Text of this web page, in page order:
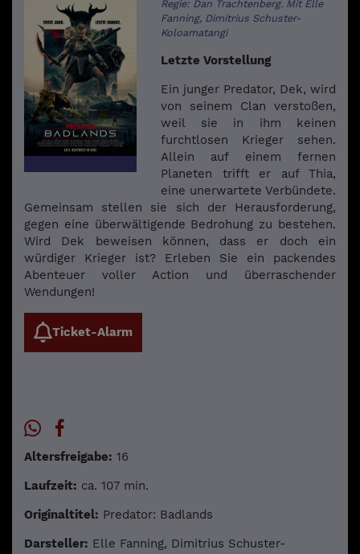
Regie: Dan Trachtenberg. Mit Elle
Fanning, Dimitrius Schuster-
Koloamatangi
Letzte Vorstellung
Ein junger Predator, Dek, wird
von seinem Clan verstoßen,
weil sie in ihm keinen
furchtlosen Krieger sehen.
Allein auf einem fernen
Planeten trifft er auf Thia,
eine unerwartete Verbündete.
Gemeinsam stellen sie sich der Herausforderung,
gegen eine überwältigende Bedrohung zu bestehen.
Wird Dek beweisen können, dass er doch ein
würdiger Krieger ist? Erleben Sie ein packendes
Abenteuer voller Action und überraschender
Wendungen!
Ticket-Alarm
Altersfreigabe: 16
Laufzeit: ca. 107 min.
Originaltitel: Predator: Badlands
Darsteller: Elle Fanning, Dimitrius Schuster-